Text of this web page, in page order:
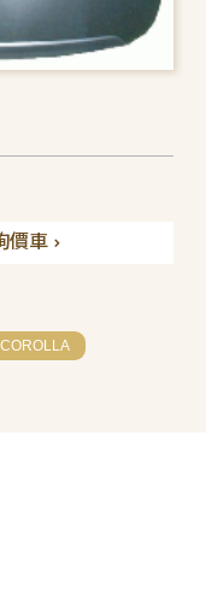
價車